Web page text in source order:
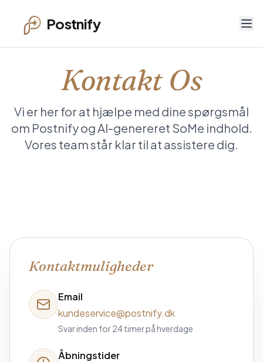
Postnify
Kontakt Os
Vi er her for at hjælpe med dine spørgsmål
om Postnify og AI-genereret SoMe indhold.
Vores team står klar til at assistere dig.
Kontaktmuligheder
Email
kundeservice@postnify.dk
Svar inden for 24 timer på hverdage
Åbningstider